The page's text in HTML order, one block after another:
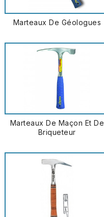
Marteaux De Géologues
Marteaux De Maçon Et De
Briqueteur